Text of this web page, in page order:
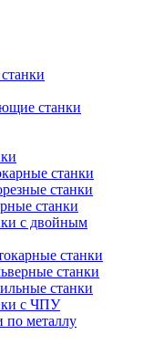
станки
станки
станки
станки
с двойным
станки
станки
станки
с ЧПУ
по металлу